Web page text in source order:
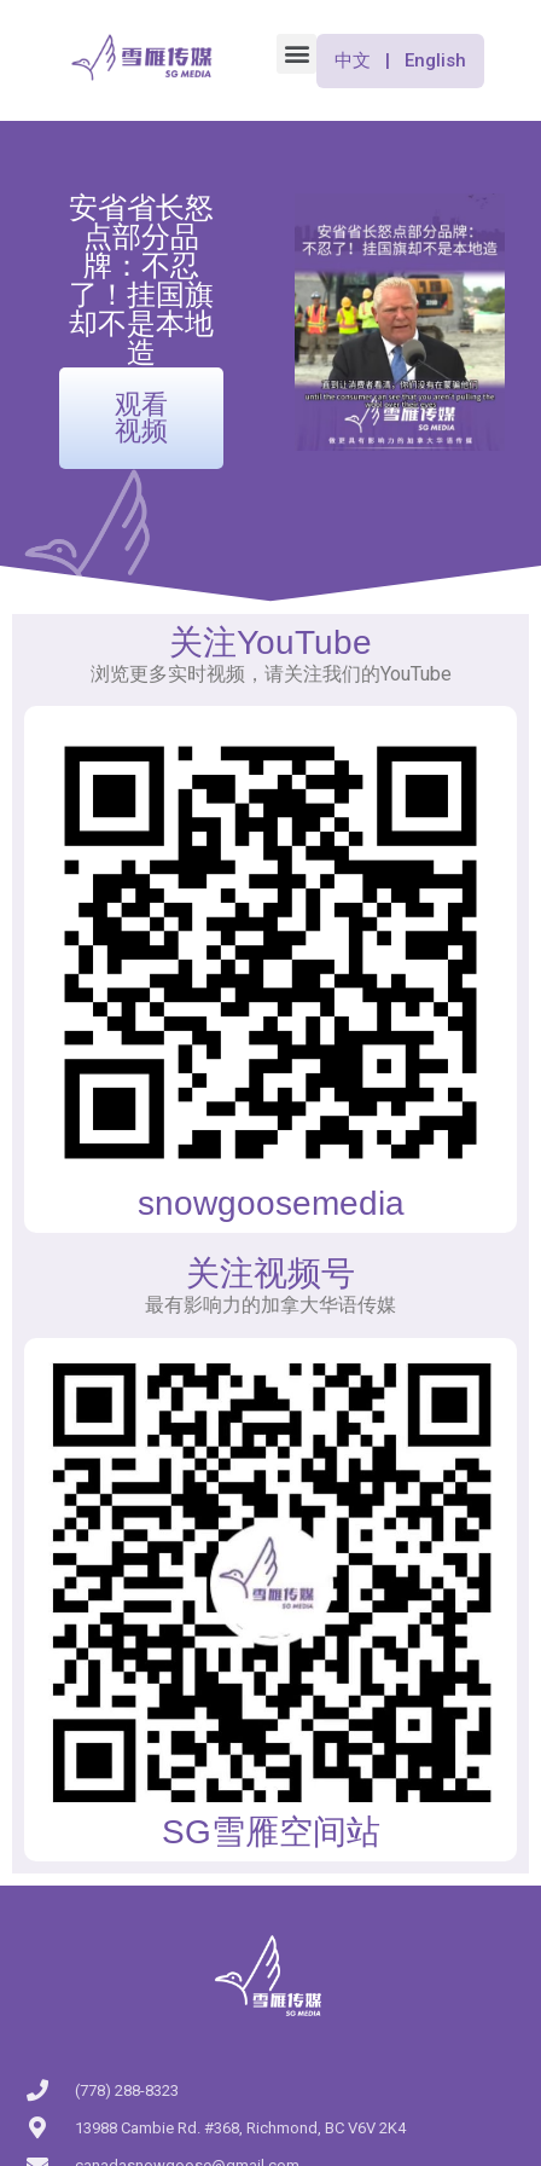
中文 | English
安省省长怒
点部分品
牌：不忍
了！挂国旗
却不是本地
造
观看
视频
关注YouTube
浏览更多实时视频，请关注我们的YouTube
snowgoosemedia
关注视频号
最有影响力的加拿大华语传媒
SG雪雁空间站
(778) 288-8323
13988 Cambie Rd. #368, Richmond, BC V6V 2K4